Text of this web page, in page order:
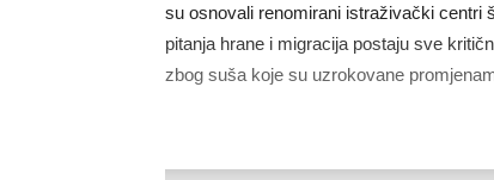
su osnovali renomirani istraživački centri
pitanja hrane i migracija postaju sve
zbog suša koje su uzrokovane